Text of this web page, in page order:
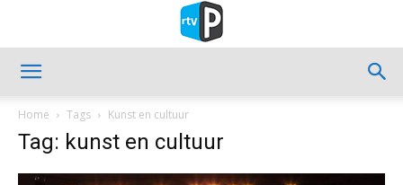
Home Tags Kunst en cultuur
Tag: kunst en cultuur